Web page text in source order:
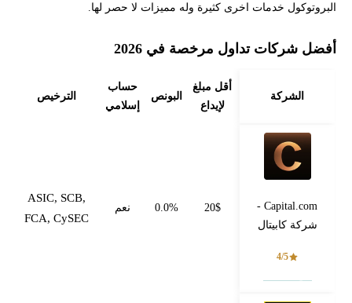
البروتوكول خدمات اخرى كثيرة وله مميزات لا حصر لها.
أفضل شركات تداول مرخصة في 2026
الشركة
أقل مبلغ
لإيداع
البونص
حساب
إسلامي
الترخيص
Capital.com -
شركة كابيتال
4/5
20$
0.0% نعم
ASIC, SCB,
FCA, CySEC